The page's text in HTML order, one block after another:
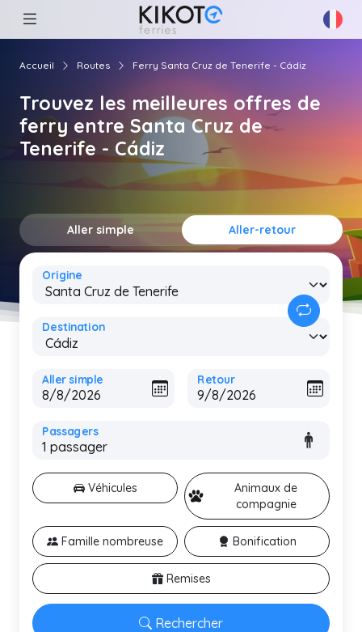
Accueil Routes Ferry Santa Cruz de Tenerife - Cádiz
Trouvez les meilleures offres de
ferry entre Santa Cruz de
Tenerife - Cádiz
Aller simple Aller-retour
Origine
Destination
Aller simple Retour
Passagers
Rechercher
Véhicules
Animaux de
compagnie
Famille nombreuse Bonification
Remises